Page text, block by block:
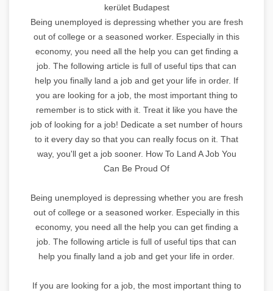
kerület Budapest
Being unemployed is depressing whether you are fresh
out of college or a seasoned worker. Especially in this
economy, you need all the help you can get finding a
job. The following article is full of useful tips that can
help you finally land a job and get your life in order. If
you are looking for a job, the most important thing to
remember is to stick with it. Treat it like you have the
job of looking for a job! Dedicate a set number of hours
to it every day so that you can really focus on it. That
way, you'll get a job sooner. How To Land A Job You
Can Be Proud Of
Being unemployed is depressing whether you are fresh
out of college or a seasoned worker. Especially in this
economy, you need all the help you can get finding a
job. The following article is full of useful tips that can
help you finally land a job and get your life in order.
If you are looking for a job, the most important thing to